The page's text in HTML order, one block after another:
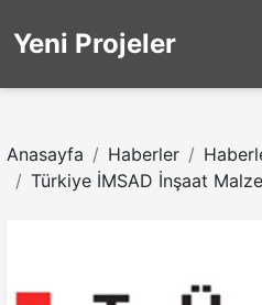
Yeni Projeler
Anasayfa Haberler
Türkiye İMSAD İnşaat